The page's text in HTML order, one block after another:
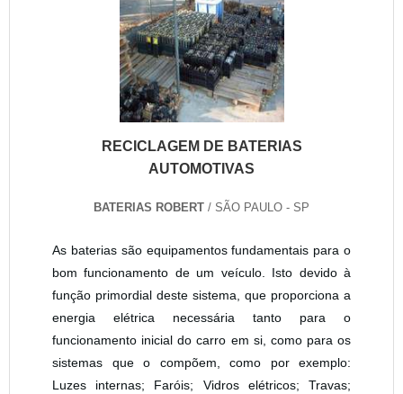
RECICLAGEM DE BATERIAS
AUTOMOTIVAS
BATERIAS ROBERT / SÃO PAULO - SP
As baterias são equipamentos fundamentais para o
bom funcionamento de um veículo. Isto devido à
função primordial deste sistema, que proporciona a
energia elétrica necessária tanto para o
funcionamento inicial do carro em si, como para os
sistemas que o compõem, como por exemplo:
Luzes internas; Faróis; Vidros elétricos; Travas;